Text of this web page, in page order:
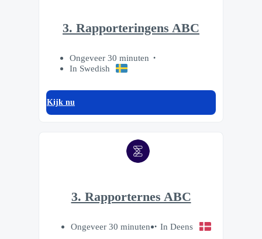
3. Rapporteringens ABC
Ongeveer 30 minuten
In Swedish
Kijk nu
3. Rapporternes ABC
Ongeveer 30 minuten In Deens